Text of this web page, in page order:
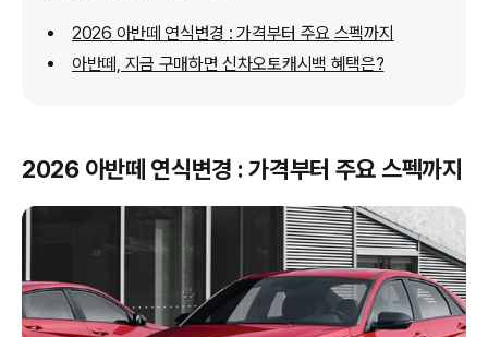
2026 아반떼 연식변경 : 가격부터 주요 스펙까지
아반떼, 지금 구매하면 신차오토캐시백 혜택은?
2026 아반떼 연식변경 : 가격부터 주요 스펙까지